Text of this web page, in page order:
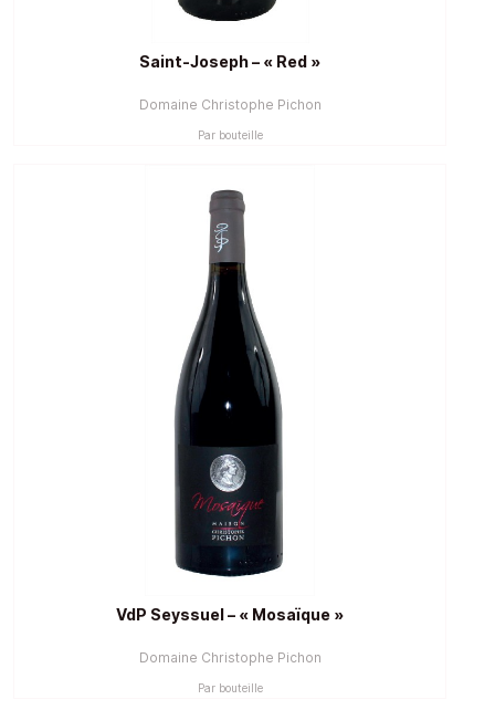
Saint-Joseph – « Red »
Domaine Christophe Pichon
Par bouteille
VdP Seyssuel – « Mosaïque »
Domaine Christophe Pichon
Par bouteille